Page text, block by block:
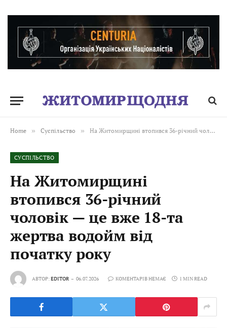
Home » Суспільство » На Житомирщині втопився 36-річний чоловік — це вже 18-та жертва водойм від початку року
СУСПІЛЬСТВО
На Житомирщині
втопився 36-річний
чоловік — це вже 18-та
жертва водойм від
початку року
АВТОР:EDITOR 06.07.2026 КОМЕНТАРІВ НЕМАЄ 1 MIN READ